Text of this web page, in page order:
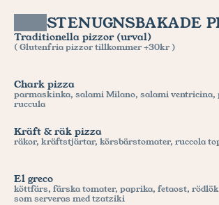
STENUGNSBAKADE
Traditionella pizzor (urval)
( Glutenfria pizzor tillkommer +30kr )
Chark pizza
parmaskinka, salami Milano, salami ventricina,
ruccula
Kräft & räk pizza
räkor, kräftstjärtar, körsbärstomater, ruccola
El greco
köttfärs, färska tomater, paprika, fetaost,
som serveras med tzatziki